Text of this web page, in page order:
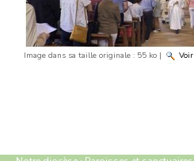
Image dans sa taille originale : 55 ko | Voir